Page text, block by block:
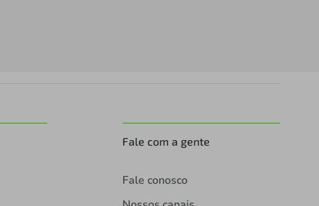
Fale com a gente
Fale conosco